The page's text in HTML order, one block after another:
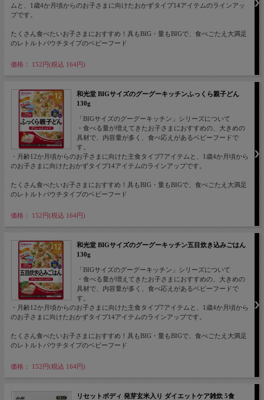
ムと、1歳4か月頃からのお子さまに向けたおかずタイプ14アイテムのラインアッ
プです。
たくさん食べたいお子さまにおすすめ！具もBIG・量もBIGで、食べごたえ大満足
のレトルトパウチタイプのベビーフード
価格： 152円(税込 164円)
和光堂 BIGサイズのグーグーキッチンふっくら親子どん
130g
「BIGサイズのグーグーキッチン」シリーズについて
・食べる量が増えてきたお子さまにおすすめの、大きめの
具材で、内容量が多く、食べ応えがあるベビーフードで
す。
・月齢12か月頃からのお子さまに向けた主食タイプ7アイテムと、1歳4か月頃から
のお子さまに向けたおかずタイプ14アイテムのラインアップです。
たくさん食べたいお子さまにおすすめ！具もBIG・量もBIGで、食べごたえ大満足
のレトルトパウチタイプのベビーフード
価格： 152円(税込 164円)
和光堂 BIGサイズのグーグーキッチン五目炊き込みごはん
130g
「BIGサイズのグーグーキッチン」シリーズについて
・食べる量が増えてきたお子さまにおすすめの、大きめの
具材で、内容量が多く、食べ応えがあるベビーフードで
す。
・月齢12か月頃からのお子さまに向けた主食タイプ7アイテムと、1歳4か月頃から
のお子さまに向けたおかずタイプ14アイテムのラインアップです。
たくさん食べたいお子さまにおすすめ！具もBIG・量もBIGで、食べごたえ大満足
のレトルトパウチタイプのベビーフード
価格： 152円(税込 164円)
リセットボディ 発芽玄米入り ダイエットケア雑炊 5食